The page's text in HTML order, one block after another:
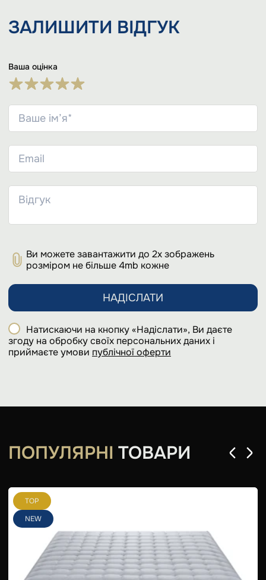
ЗАЛИШИТИ ВІДГУК
Ваша оцінка
Ви можете завантажити до 2х зображень
розміром не більше 4mb кожне
НАДІСЛАТИ
Натискаючи на кнопку «Надіслати», Ви даєте
згоду на обробку своїх персональних даних і
приймаєте умови публічної оферти
ПОПУЛЯРНІ ТОВАРИ
TOP
NEW